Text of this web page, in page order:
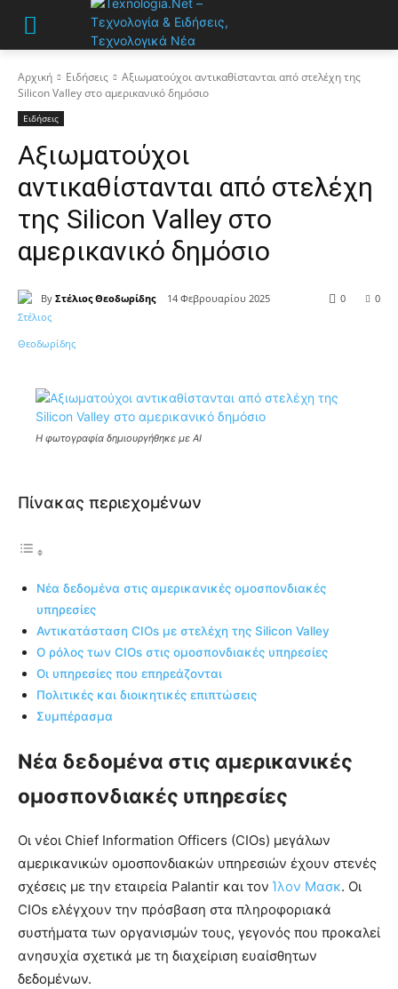
Αρχική Ειδήσεις
Αξιωματούχοι αντικαθίστανται από στελέχη της
Silicon Valley στο αμερικανικό δημόσιο
Ειδήσεις
Αξιωματούχοι
αντικαθίστανται από στελέχη
της Silicon Valley στο
αμερικανικό δημόσιο
By Στέλιος Θεοδωρίδης 14 Φεβρουαρίου 2025 0
0
Η φωτογραφία δημιουργήθηκε με AI
Πίνακας περιεχομένων
Νέα δεδομένα στις αμερικανικές ομοσπονδιακές
υπηρεσίες
Αντικατάσταση CIOs με στελέχη της Silicon Valley
Ο ρόλος των CIOs στις ομοσπονδιακές υπηρεσίες
Οι υπηρεσίες που επηρεάζονται
Πολιτικές και διοικητικές επιπτώσεις
Συμπέρασμα
Νέα δεδομένα στις αμερικανικές
ομοσπονδιακές υπηρεσίες
Οι νέοι Chief Information Officers (CIOs) μεγάλων
αμερικανικών ομοσπονδιακών υπηρεσιών έχουν στενές
σχέσεις με την εταιρεία Palantir και τον Ίλον Μασκ. Οι
CIOs ελέγχουν την πρόσβαση στα πληροφοριακά
συστήματα των οργανισμών τους, γεγονός που προκαλεί
ανησυχία σχετικά με τη διαχείριση ευαίσθητων
δεδομένων.